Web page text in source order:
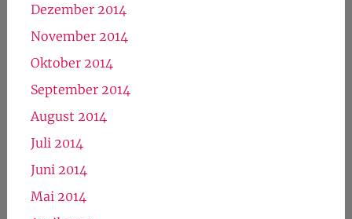
Dezember 2014
November 2014
Oktober 2014
September 2014
August 2014
Juli 2014
Juni 2014
Mai 2014